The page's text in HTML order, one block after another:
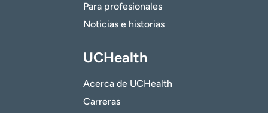
Para profesionales
Noticias e historias
UCHealth
Acerca de UCHealth
Carreras